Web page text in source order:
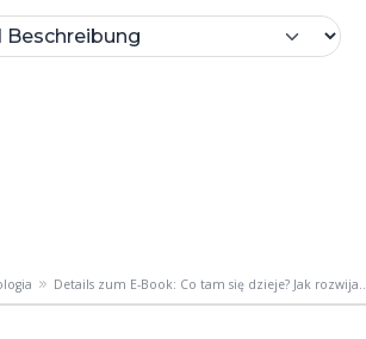
Details zum E-Book: Co tam się dzieje? Jak